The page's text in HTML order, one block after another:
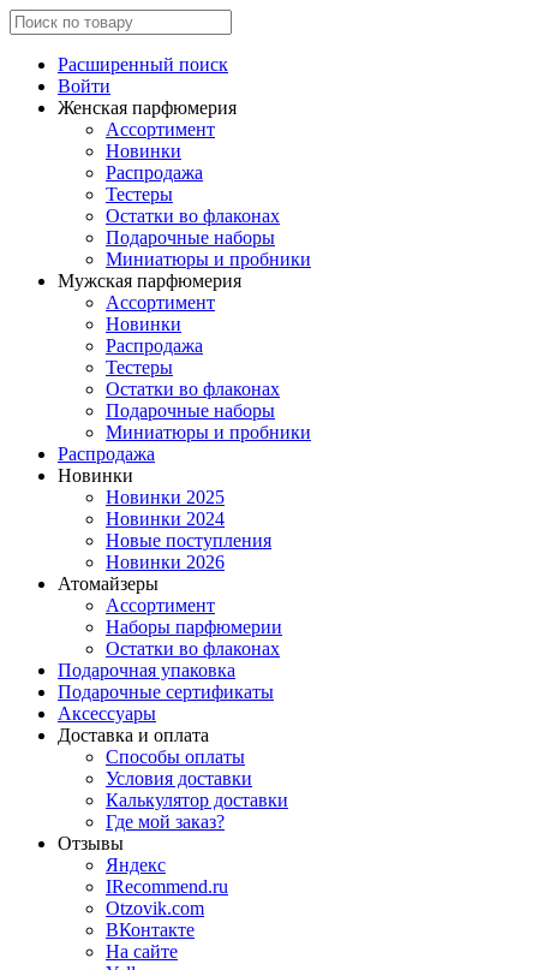
Расширенный поиск
Войти
Женская парфюмерия
Ассортимент
Новинки
Распродажа
Тестеры
Остатки во флаконах
Подарочные наборы
Миниатюры и пробники
Мужская парфюмерия
Ассортимент
Новинки
Распродажа
Тестеры
Остатки во флаконах
Подарочные наборы
Миниатюры и пробники
Распродажа
Новинки
Новинки 2025
Новинки 2024
Новые поступления
Новинки 2026
Атомайзеры
Ассортимент
Наборы парфюмерии
Остатки во флаконах
Подарочная упаковка
Подарочные сертификаты
Аксессуары
Доставка и оплата
Способы оплаты
Условия доставки
Калькулятор доставки
Где мой заказ?
Отзывы
Яндекс
IRecommend.ru
Otzovik.com
ВКонтакте
На сайте